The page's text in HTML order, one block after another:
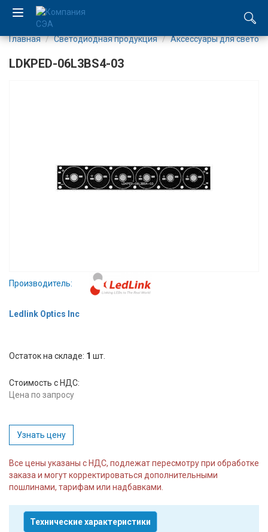
Производство
Услуги
Вход/
авторизация
Контакты
Доставка
поддержка
Блог
Главная Светодиодная продукция Аксесcуары для
LDKPED-06L3BS4-03
Производитель:
Ledlink Optics Inc
Остаток на складе: 1 шт.
Стоимость с НДС:
Цена по запросу
Узнать цену
Все цены указаны с НДС, подлежат пересмотру при обработке
заказа и могут корректироваться дополнительными
пошлинами, тарифам или надбавками.
Технические характеристики